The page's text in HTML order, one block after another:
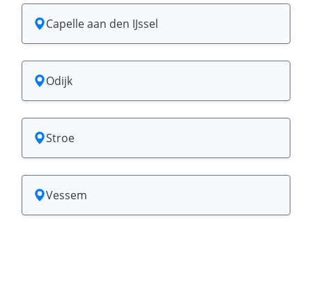
Capelle aan den IJssel
Odijk
Stroe
Vessem